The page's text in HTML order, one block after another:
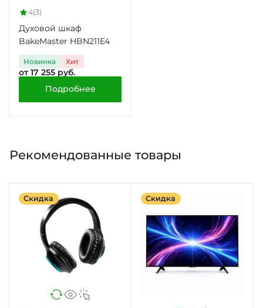
4(3)
Духовой шкаф
BakeMaster HBN211E4
Новинка Хит
от 17 255 руб.
Подробнее
Рекомендованные товары
Скидка Скидка